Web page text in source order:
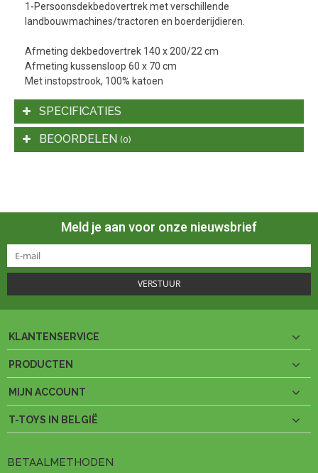
1-Persoonsdekbedovertrek met verschillende
landbouwmachines/tractoren en boerderijdieren.
Afmeting dekbedovertrek 140 x 200/22 cm
Afmeting kussensloop 60 x 70 cm
Met instopstrook, 100% katoen
SPECIFICATIES
BEOORDELEN (0)
Meld je aan voor onze nieuwsbrief
VERSTUUR
KLANTENSERVICE
PRODUCTEN
MIJN ACCOUNT
T-TOYS IN BELGIË
BETAALMETHODEN